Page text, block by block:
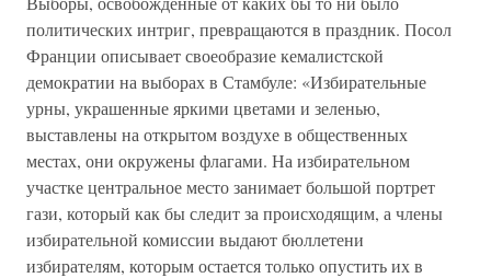
политических интриг, превращаются в праздник. Посол
Франции описывает своеобразие кемалистской
демократии на выборах в Стамбуле: «Избирательные
урны, украшенные яркими цветами и зеленью,
выставлены на открытом воздухе в общественных
местах, они окружены флагами. На избирательном
участке центральное место занимает большой портрет
гази, который как бы следит за происходящим, а члены
избирательной комиссии выдают бюллетени
избирателям, которым остается только опустить их в